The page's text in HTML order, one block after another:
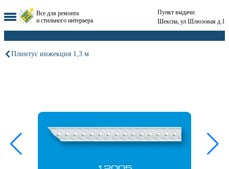
Все для ремонта
и стильного интерьера
Пункт выдачи:
Шексна, ул Шлюзовая д.1
Плинтус инжекция 1,3 м